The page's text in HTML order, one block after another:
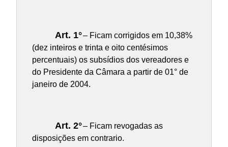
Art. 1°– Ficam corrigidos em 10,38%
(dez inteiros e trinta e oito centésimos
percentuais) os subsídios dos vereadores e
do Presidente da Câmara a partir de 01° de
janeiro de 2004.
Art. 2°– Ficam revogadas as
disposições em contrario.